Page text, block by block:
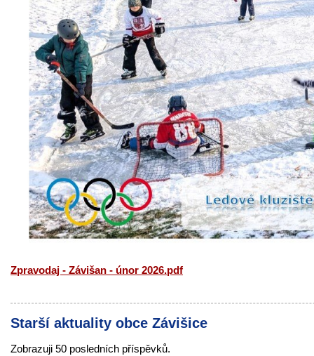
Zpravodaj - Závišan - únor 2026.pdf
Starší aktuality obce Závišice
Zobrazuji 50 posledních příspěvků.